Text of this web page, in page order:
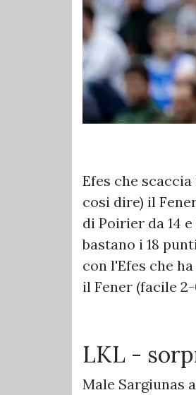
Efes che
cosi dire) il
di Poirier da 14
bastano i 18
con l'Efes che
il Fener (facile
LKL -
Male Sargiunas